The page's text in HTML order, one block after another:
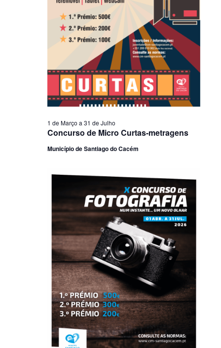
Concurso de Micro Curtas-metragens
1 de Março a 31 de Julho
Município de Santiago do Cacém